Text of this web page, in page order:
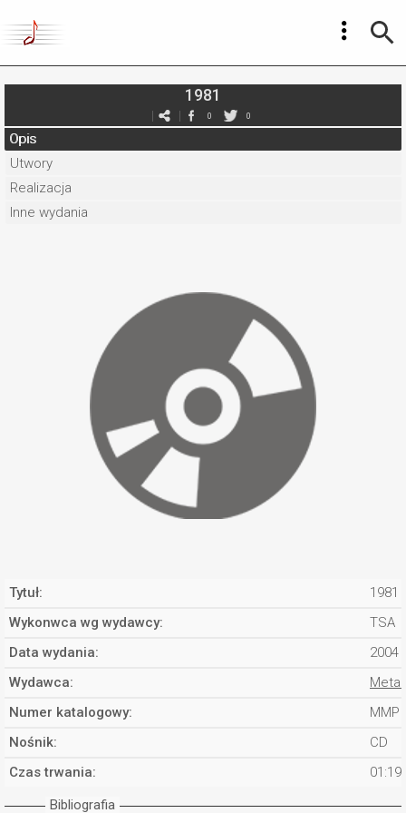
1981
0 0
Opis
Utwory
Realizacja
Inne wydania
Tytuł:
1981
Wykonwca wg wydawcy:
TSA
Data wydania:
2004
Wydawca:
Numer katalogowy:
MMP
Nośnik:
CD
Czas trwania:
Bibliografia